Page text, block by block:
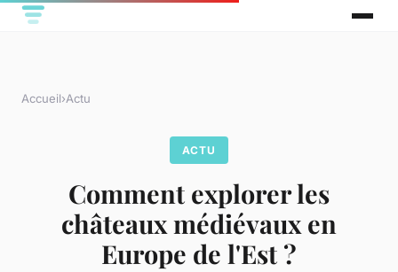
Accueil›Actu
ACTU
Comment explorer les
châteaux médiévaux en
Europe de l'Est ?